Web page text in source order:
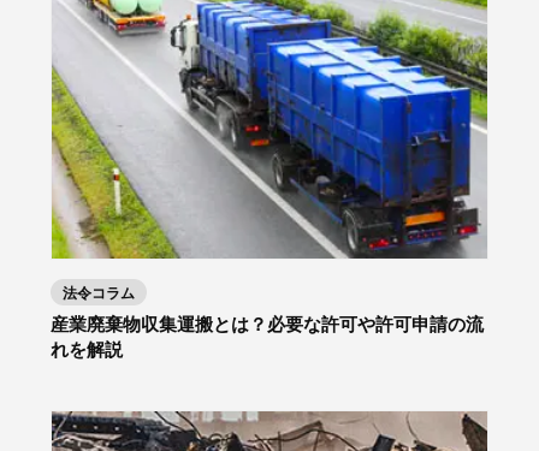
法令コラム
産業廃棄物収集運搬とは？必要な許可や許可申請の流
れを解説